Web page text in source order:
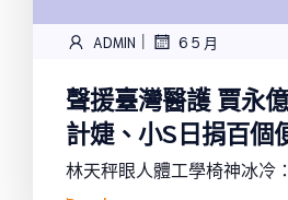
ADMIN | 6 5 月
聲援臺灣醫護 賈永
計婕、小S日捐百個
林天秤眼人體工學椅神冰冷